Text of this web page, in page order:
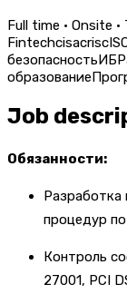
Full time · Onsite
Fintechcisacrisc
безопасностьИБ
образование
Job
Обязанности:
Разработка
процедур
Контроль
27001, PCI